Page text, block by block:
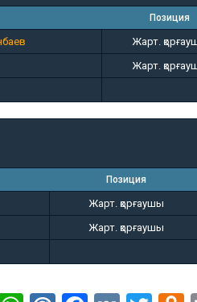
Позиция
Жарт.
Жарт.
Позиция
Жарт. қорғаушы
Жарт. қорғаушы